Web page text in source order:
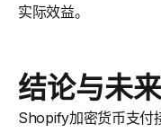
实际效益。
结论与未
Shopify加密货币支付